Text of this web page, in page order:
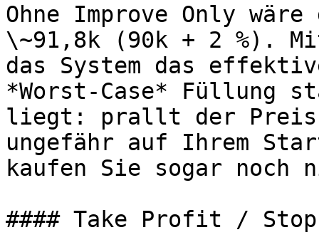
Ohne Improve Only
\~91,8k (90k + 2 %).
das System das
*Worst-Case* Füllung
liegt: prallt der Preis
ungefähr auf Ihrem
kaufen Sie sogar noch
#### Take Profit / Stop